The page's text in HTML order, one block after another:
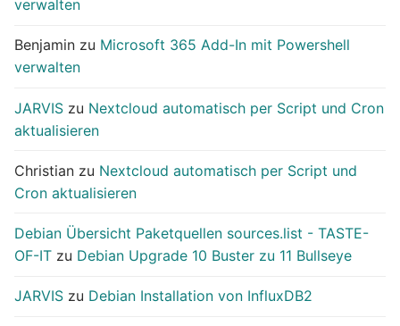
verwalten
Benjamin zu Microsoft 365 Add-In mit Powershell
verwalten
JARVIS zu Nextcloud automatisch per Script und Cron
aktualisieren
Christian zu Nextcloud automatisch per Script und
Cron aktualisieren
Debian Übersicht Paketquellen sources.list - TASTE-
OF-IT zu Debian Upgrade 10 Buster zu 11 Bullseye
JARVIS zu Debian Installation von InfluxDB2